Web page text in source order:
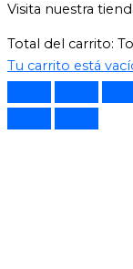
Visita nuestra
Total del carrito:
Tu carrito está